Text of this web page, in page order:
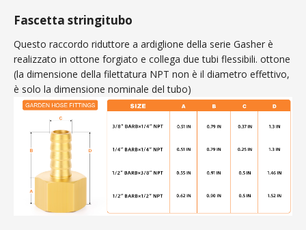
Fascetta stringitubo
Questo raccordo riduttore a ardiglione della serie Gasher è
realizzato in ottone forgiato e collega due tubi flessibili. ottone
(la dimensione della filettatura NPT non è il diametro effettivo,
è solo la dimensione nominale del tubo)